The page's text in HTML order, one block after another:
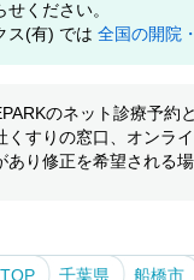
せください。
ス(有) では 全国の開院
のネット診療予約
くすりの窓口、オンラ
あり修正を希望される場
千葉県 船橋市